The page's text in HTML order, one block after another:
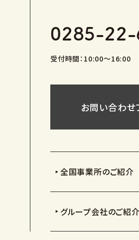
0285-22-
受付時間：10:00〜16:00
お問い合わせ
全国事業所のご紹介
グループ会社のご紹介